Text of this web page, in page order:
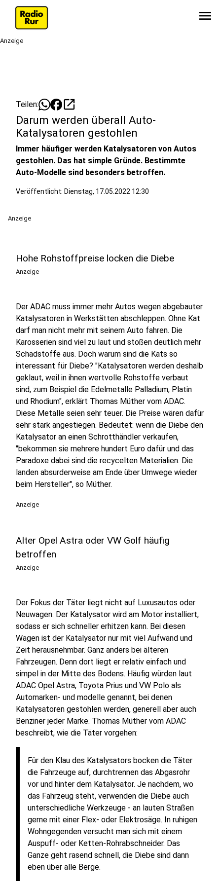
menu
Anzeige
Teilen: open_in_new
Darum werden überall Auto-
Katalysatoren gestohlen
Immer häufiger werden Katalysatoren von Autos
gestohlen. Das hat simple Gründe. Bestimmte
Auto-Modelle sind besonders betroffen.
Veröffentlicht: Dienstag, 17.05.2022 12:30
Anzeige
Hohe Rohstoffpreise locken die Diebe
Anzeige
Der ADAC muss immer mehr Autos wegen abgebauter
Katalysatoren in Werkstätten abschleppen. Ohne Kat
darf man nicht mehr mit seinem Auto fahren. Die
Karosserien sind viel zu laut und stoßen deutlich mehr
Schadstoffe aus. Doch warum sind die Kats so
interessant für Diebe? "Katalysatoren werden deshalb
geklaut, weil in ihnen wertvolle Rohstoffe verbaut
sind, zum Beispiel die Edelmetalle Palladium, Platin
und Rhodium", erklärt Thomas Müther vom ADAC.
Diese Metalle seien sehr teuer. Die Preise wären dafür
sehr stark angestiegen. Bedeutet: wenn die Diebe den
Katalysator an einen Schrotthändler verkaufen,
"bekommen sie mehrere hundert Euro dafür und das
Paradoxe dabei sind die recycelten Materialien. Die
landen absurderweise am Ende über Umwege wieder
beim Hersteller", so Müther.
Anzeige
Alter Opel Astra oder VW Golf häufig
betroffen
Anzeige
Der Fokus der Täter liegt nicht auf Luxusautos oder
Neuwagen. Der Katalysator wird am Motor installiert,
sodass er sich schneller erhitzen kann. Bei diesen
Wagen ist der Katalysator nur mit viel Aufwand und
Zeit herausnehmbar. Ganz anders bei älteren
Fahrzeugen. Denn dort liegt er relativ einfach und
simpel in der Mitte des Bodens. Häufig würden laut
ADAC Opel Astra, Toyota Prius und VW Polo als
Automarken- und modelle genannt, bei denen
Katalysatoren gestohlen werden, generell aber auch
Benziner jeder Marke. Thomas Müther vom ADAC
beschreibt, wie die Täter vorgehen:
Für den Klau des Katalysators bocken die Täter
die Fahrzeuge auf, durchtrennen das Abgasrohr
vor und hinter dem Katalysator. Je nachdem, wo
das Fahrzeug steht, verwenden die Diebe auch
unterschiedliche Werkzeuge - an lauten Straßen
gerne mit einer Flex- oder Elektrosäge. In ruhigen
Wohngegenden versucht man sich mit einem
Auspuff- oder Ketten-Rohrabschneider. Das
Ganze geht rasend schnell, die Diebe sind dann
eben über alle Berge.